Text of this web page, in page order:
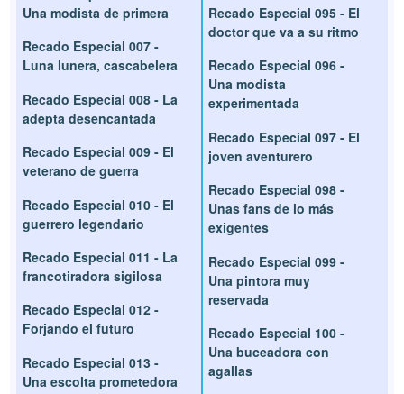
Una modista de primera
Recado Especial 007 -
Luna lunera, cascabelera
Recado Especial 008 - La
adepta desencantada
Recado Especial 009 - El
veterano de guerra
Recado Especial 010 - El
guerrero legendario
Recado Especial 011 - La
francotiradora sigilosa
Recado Especial 012 -
Forjando el futuro
Recado Especial 013 -
Una escolta prometedora
Recado Especial 095 - El
doctor que va a su ritmo
Recado Especial 096 -
Una modista
experimentada
Recado Especial 097 - El
joven aventurero
Recado Especial 098 -
Unas fans de lo más
exigentes
Recado Especial 099 -
Una pintora muy
reservada
Recado Especial 100 -
Una buceadora con
agallas